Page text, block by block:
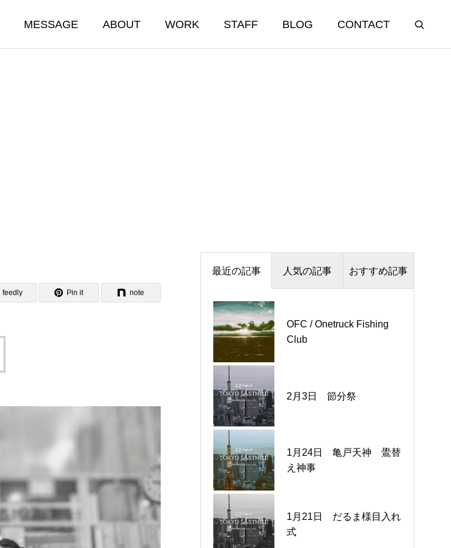
MESSAGE ABOUT WORK STAFF BLOG CONTACT
Engagement 信頼関係
Enjoy 楽しむ
feedly Pin it note
最近の記事 人気の記事 おすすめ記事
OFC / Onetruck Fishing
Club
2月3日 節分祭
1月24日 亀戸天神 鷽替
え神事
1月21日 だるま様目入れ
式
ワントラックゴルフ部
夏の三連星
2025秋冬ユニフォーム
冬の三連星